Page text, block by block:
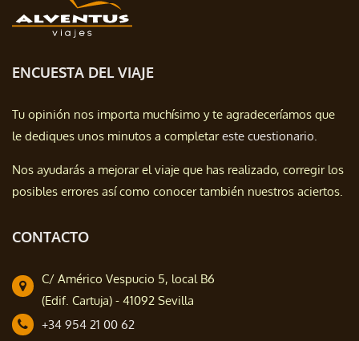
ENCUESTA DEL VIAJE
Tu opinión nos importa muchísimo y te agradeceríamos que
le dediques unos minutos a completareste cuestionario.
Nos ayudarás a mejorar el viaje que has realizado, corregir los
posibles errores así como conocer también nuestros aciertos.
CONTACTO
C/ Américo Vespucio 5, local B6
(Edif. Cartuja) - 41092 Sevilla
+34 954 21 00 62